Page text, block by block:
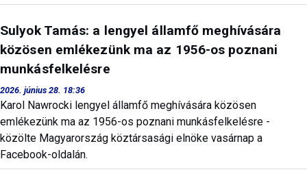
Sulyok Tamás: a lengyel államfő meghívására
közösen emlékezünk ma az 1956-os poznani
munkásfelkelésre
2026. június 28. 18:36
Karol Nawrocki lengyel államfő meghívására közösen
emlékezünk ma az 1956-os poznani munkásfelkelésre -
közölte Magyarország köztársasági elnöke vasárnap a
Facebook-oldalán.